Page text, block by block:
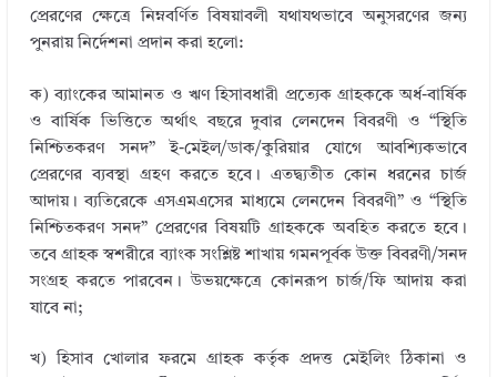
প্রেরণের ক্ষেত্রে নিম্নবর্ণিত বিষয়াবলী যথাযথভাবে অনুসরণের জন্য
পুনরায় নির্দেশনা প্রদান করা হলাে:
ক) ব্যাংকের আমানত ও ঋণ হিসাবধারী প্রত্যেক গ্রাহককে অর্ধ-বার্ষিক
ও বার্ষিক ভিত্তিতে অর্থাৎ বছরে দুবার লেনদেন বিবরণী ও “স্থিতি
নিশ্চিতকরণ সনদ” ই-মেইল/ডাক/কুরিয়ার যােগে আবশ্যিকভাবে
প্রেরণের ব্যবস্থা গ্রহণ করতে হবে। এতদ্ব্যতীত কোন ধরনের চার্জ
আদায়। ব্যতিরেকে এসএমএসের মাধ্যমে লেনদেন বিবরণী” ও “স্থিতি
নিশ্চিতকরণ সনদ” প্রেরণের বিষয়টি গ্রাহককে অবহিত করতে হবে।
তবে গ্রাহক স্বশরীরে ব্যাংক সংশ্লিষ্ট শাখায় গমনপূর্বক উক্ত বিবরণী/সনদ
সংগ্রহ করতে পারবেন। উভয়ক্ষেত্রে কোনরূপ চার্জ/ফি আদায় করা
যাবে না;
খ) হিসাব খােলার ফরমে গ্রাহক কর্তৃক প্রদত্ত মেইলিং ঠিকানা ও